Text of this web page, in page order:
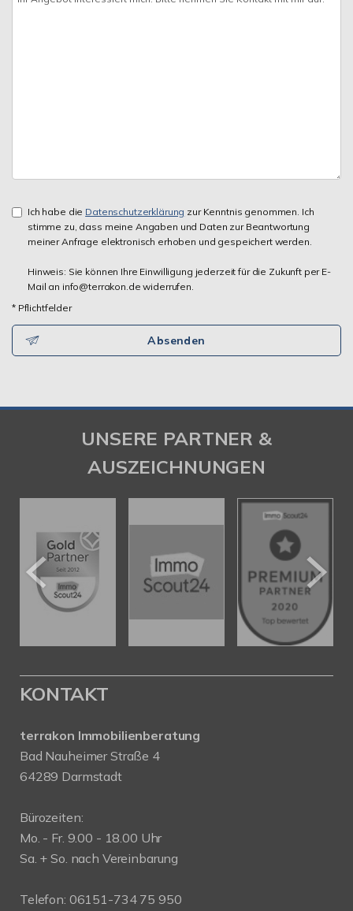
Ich habe die Datenschutzerklärung zur Kenntnis genommen. Ich
stimme zu, dass meine Angaben und Daten zur Beantwortung
meiner Anfrage elektronisch erhoben und gespeichert werden.
Hinweis: Sie können Ihre Einwilligung jederzeit für die Zukunft per E-
Mail an info@terrakon.de widerrufen.
* Pflichtfelder
Absenden
UNSERE PARTNER &
AUSZEICHNUNGEN
KONTAKT
terrakon Immobilienberatung
Bad Nauheimer Straße 4
64289 Darmstadt
Bürozeiten:
Mo. - Fr. 9.00 - 18.00 Uhr
Sa. + So. nach Vereinbarung
Telefon: 06151-734 75 950